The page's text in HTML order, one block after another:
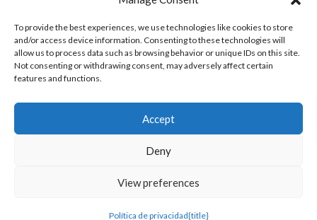
To provide the best experiences, we use technologies like cookies to store
and/or access device information. Consenting to these technologies will
allow us to process data such as browsing behavior or unique IDs on this site.
Not consenting or withdrawing consent, may adversely affect certain
features and functions.
Accept
Deny
View preferences
Política de privacidad{title}
Code of Ethics
Síguenos
©OratoWorld Media 2026. Todos los derechos reservados..